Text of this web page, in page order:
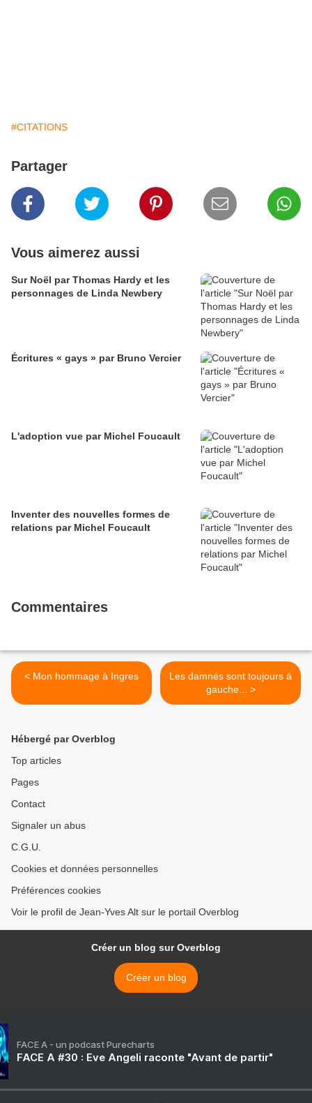
#CITATIONS
Partager
Vous aimerez aussi
Sur Noël par Thomas Hardy et les
personnages de Linda Newbery
Écritures « gays » par Bruno Vercier
L'adoption vue par Michel Foucault
Inventer des nouvelles formes de
relations par Michel Foucault
Commentaires
< Mon hommage à Ingres
Les damnés sont toujours à
gauche... >
Hébergé par Overblog
Top articles
Pages
Contact
Signaler un abus
C.G.U.
Cookies et données personnelles
Préférences cookies
Voir le profil de Jean-Yves Alt sur le portail Overblog
Créer un blog sur Overblog
Créer un blog
FACE A - un podcast Purecharts
FACE A #30 : Eve Angeli raconte "Avant de partir"